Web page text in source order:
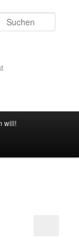
will!